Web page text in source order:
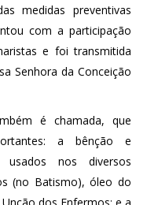
medidas preventivas
com a participação
e foi transmitida
Senhora da Conceição
é chamada, que
a bênção e
nos diversos
(no Batismo), óleo do